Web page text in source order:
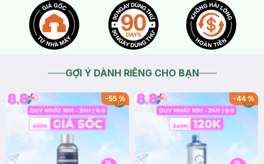
GỢI Ý DÀNH RIÊNG CHO BẠN
-55% -44%